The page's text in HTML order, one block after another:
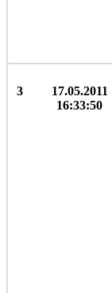
3
17.05.2011
16:33:50